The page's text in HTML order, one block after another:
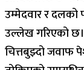
उम्मेदवार र दलको
उल्लेख गरिएको
चित्तबुझ्दो जवाफ